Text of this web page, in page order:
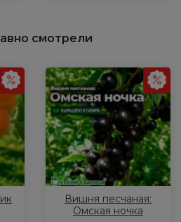
смотрели
Вишня песчаная:
Омская ночка